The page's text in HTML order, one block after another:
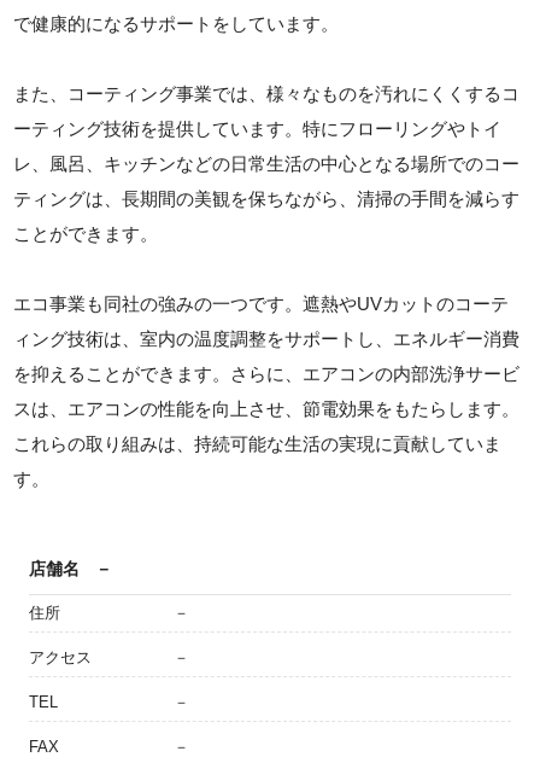
で健康的になるサポートをしています。
また、コーティング事業では、様々なものを汚れにくくするコ
ーティング技術を提供しています。特にフローリングやトイ
レ、風呂、キッチンなどの日常生活の中心となる場所でのコー
ティングは、長期間の美観を保ちながら、清掃の手間を減らす
ことができます。
エコ事業も同社の強みの一つです。遮熱やUVカットのコーテ
ィング技術は、室内の温度調整をサポートし、エネルギー消費
を抑えることができます。さらに、エアコンの内部洗浄サービ
スは、エアコンの性能を向上させ、節電効果をもたらします。
これらの取り組みは、持続可能な生活の実現に貢献していま
す。
店舗名 －
住所 －
アクセス －
TEL －
FAX －